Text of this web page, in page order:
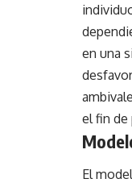
en una
el fin de
El